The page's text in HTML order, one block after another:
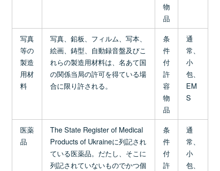
物
品
写真
等の
製造
用材
料
写真、鉛板、フィルム、写本、
絵画、鋳型、自動録音盤及びこ
れらの製造用材料は、名あて国
の関係当局の許可を得ている場
合に限り許される。
条
件
付
許
容
物
品
通
常、
小
包、
EM
S
医薬
品
The State Register of Medical
Products of Ukraineに列記され
ている医薬品。だたし、そこに
列記されていないものでかつ個
条
件
付
許
通
常、
小
包、